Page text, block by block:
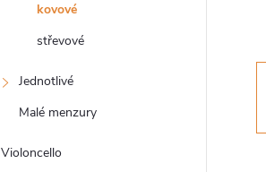
kovové
střevové
Jednotlivé
Malé menzury
Violoncello